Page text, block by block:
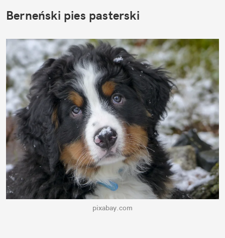
Berneński pies pasterski
pixabay.com